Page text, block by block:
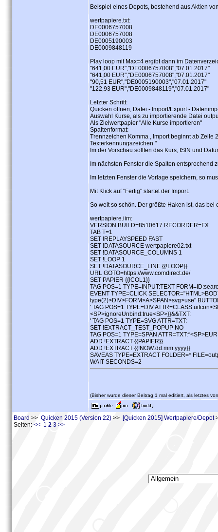
Beispiel eines Depots, bestehend aus Aktien
wertpapiere.txt:
DE0006757008
DE0006757008
DE0005190003
DE0009848119
Play loop mit Max=4 ergibt dann im
"641,00 EUR","DE0006757008","07.01.2017"
"641,00 EUR","DE0006757008","07.01.2017"
"90,51 EUR","DE0005190003","07.01.2017"
"122,93 EUR","DE0009848119","07.01.2017"
Letzter Schritt:
Quicken öffnen, Datei - Import/Export -
Auswahl Kurse, als zu importierende Datei
Als Zielwertpapier "Alle Kurse importieren"
Spaltenformat:
Trennzeichen Komma , Import beginnt ab Zeile
Texterkennungszeichen "
Im der Vorschau sollten das Kurs, ISIN und
Im nächsten Fenster die Spalten entsprechend
Im letzten Fenster die Vorlage speichern, so
Mit Klick auf "Fertig" startet der Import.
So weit so schön. Der größte Haken ist, das
wertpapiere.iim:
VERSION BUILD=8510617 RECORDER=FX
TAB T=1
SET !REPLAYSPEED FAST
SET !DATASOURCE wertpapiere02.txt
SET !DATASOURCE_COLUMNS 1
SET !LOOP 1
SET !DATASOURCE_LINE {{!LOOP}}
URL GOTO=https://www.comdirect.de/
SET PAPIER {{!COL1}}
TAG POS=1 TYPE=INPUT:TEXT
EVENT TYPE=CLICK
type(2)>DIV>FORM>A>SPAN>svg>use"
' TAG POS=1 TYPE=DIV
<SP>ignoreUnbind:true<SP>}}&&TXT:
' TAG POS=1 TYPE=SVG ATTR=TXT:
SET !EXTRACT_TEST_POPUP NO
TAG POS=1 TYPE=SPAN
ADD !EXTRACT {{PAPIER}}
ADD !EXTRACT {{!NOW:dd.mm.yyyy}}
SAVEAS TYPE=EXTRACT FOLDER=*
WAIT SECONDS=2
(Bisher wurde dieser Beitrag 1 mal editiert, als letztes
Board >> Quicken 2015 (Version 22) >> [Quicken 2015] Wertpapiere/Depot
Seiten: << 1 2 3 >>